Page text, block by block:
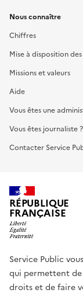
Nous connaître
Chiffres
Mise à disposition
Missions et valeurs
Aide
Vous êtes une
Vous êtes journaliste ?
Contacter Service
RÉPUBLIQUE
FRANÇAISE
Service Public
qui permettent de
droits et de faire